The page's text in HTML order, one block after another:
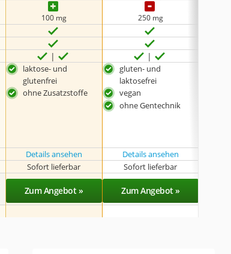
100 mg 250 mg
laktose- und
glutenfrei
ohne Zusatzstoffe
gluten- und
laktosefrei
vegan
ohne Gentechnik
Details ansehen Details ansehen
Sofort lieferbar Sofort lieferbar
Zum Angebot » Zum Angebot »